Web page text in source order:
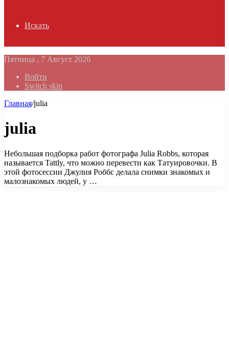
Искать
Пятница , 7 Август 2026
Войти
Switch skin
Главная/julia
julia
Небольшая подборка работ фотографа Julia Robbs, которая
называется Tattly, что можно перевести как Татуировочки. В
этой фотосессии Джулия Роббс делала снимки знакомых и
малознакомых людей, у …